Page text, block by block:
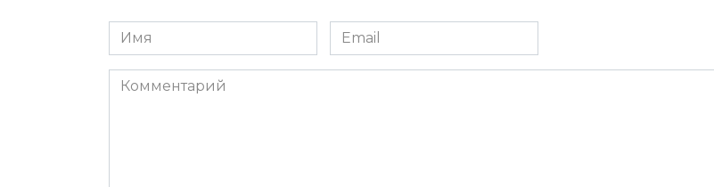
Имя
*
Email
*
Комментарий